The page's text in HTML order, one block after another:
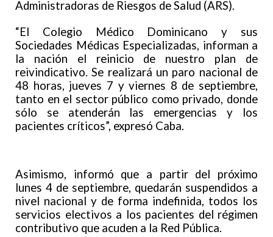
Administradoras de Riesgos de Salud (ARS).
“El Colegio Médico Dominicano y sus
Sociedades Médicas Especializadas, informan a
la nación el reinicio de nuestro plan de
reivindicativo. Se realizará un paro nacional de
48 horas, jueves 7 y viernes 8 de septiembre,
tanto en el sector público como privado, donde
sólo se atenderán las emergencias y los
pacientes críticos”, expresó Caba.
Asimismo, informó que a partir del próximo
lunes 4 de septiembre, quedarán suspendidos a
nivel nacional y de forma indefinida, todos los
servicios electivos a los pacientes del régimen
contributivo que acuden a la Red Pública.